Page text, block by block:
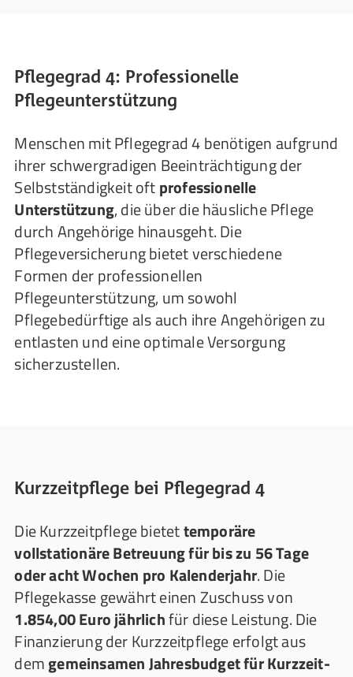
Pflegegrad 4: Professionelle
Pflegeunterstützung
Menschen mit Pflegegrad 4 benötigen aufgrund
ihrer schwergradigen Beeinträchtigung der
Selbstständigkeit oftprofessionelle
Unterstützung, die über die häusliche Pflege
durch Angehörige hinausgeht. Die
Pflegeversicherung bietet verschiedene
Formen der professionellen
Pflegeunterstützung, um sowohl
Pflegebedürftige als auch ihre Angehörigen zu
entlasten und eine optimale Versorgung
sicherzustellen.
Kurzzeitpflege bei Pflegegrad 4
Die Kurzzeitpflege bietettemporäre
vollstationäre Betreuung für bis zu 56 Tage
oder acht Wochen pro Kalenderjahr. Die
Pflegekasse gewährt einen Zuschuss von
1.854,00 Euro jährlichfür diese Leistung. Die
Finanzierung der Kurzzeitpflege erfolgt aus
demgemeinsamen Jahresbudget für Kurzzeit-